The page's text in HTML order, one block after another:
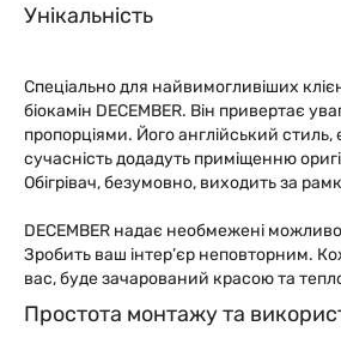
Унікальність
Спеціально для найвимогливіших
біокамін DEСEMВER. Він привертає
пропорціями. Його англійський стиль,
сучасність додадуть приміщенню
Обігрівач, безумовно, виходить за
DEСEMВER надає необмежені
Зробить ваш інтер’єр неповторним.
вас, буде зачарований красою та
Простота монтажу та